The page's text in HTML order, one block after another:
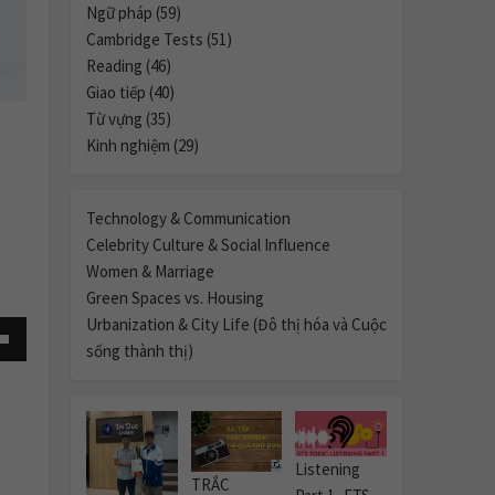
Ngữ pháp (59)
Cambridge Tests (51)
Reading (46)
Giao tiếp (40)
Từ vựng (35)
Kinh nghiệm (29)
Technology & Communication
Celebrity Culture & Social Influence
Women & Marriage
Green Spaces vs. Housing
Urbanization & City Life (Đô thị hóa và Cuộc
sống thành thị)
TRẮC
Listening